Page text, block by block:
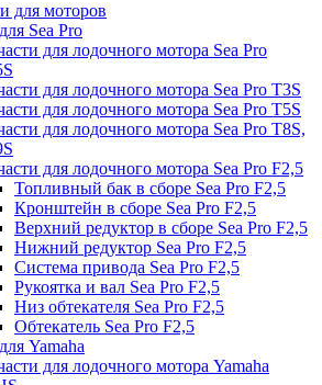
для моторов
Sea Pro
для лодочного мотора Sea Pro
для лодочного мотора Sea Pro Т3S
для лодочного мотора Sea Pro Т5S
для лодочного мотора Sea Pro Т8S,
для лодочного мотора Sea Pro F2,5
Топливный бак в сборе Sea Pro F2,5
Кронштейн в сборе Sea Pro F2,5
Верхний редуктор в сборе Sea Pro F2,5
Нижний редуктор Sea Pro F2,5
Система привода Sea Pro F2,5
Рукоятка и вал Sea Pro F2,5
Низ обтекателя Sea Pro F2,5
Обтекатель Sea Pro F2,5
Yamaha
для лодочного мотора Yamaha